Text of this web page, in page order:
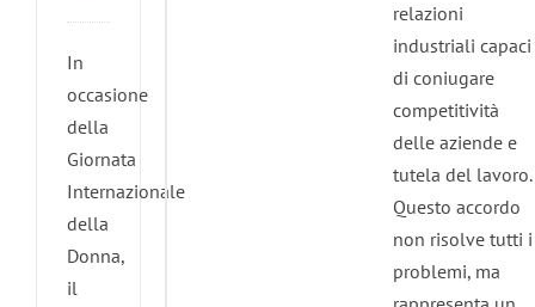
In
occasione
della
Giornata
Internazionale
della
Donna,
il
relazioni
industriali capaci
di coniugare
competitività
delle aziende e
tutela del lavoro.
Questo accordo
non risolve tutti i
problemi, ma